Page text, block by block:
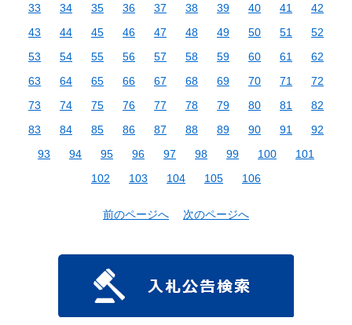
33
34 35 36 37 38 39 40 41
42
43
44 45 46 47 48 49 50 51
52
53
54 55 56 57 58 59 60 61
62
63
64 65 66 67 68 69 70 71
72
73
74 75 76 77 78 79 80 81
82
83
84 85 86 87 88 89 90 91
92
93
94 95 96 97 98 99 100
101
102
103 104 105 106
前のページへ 次のページへ